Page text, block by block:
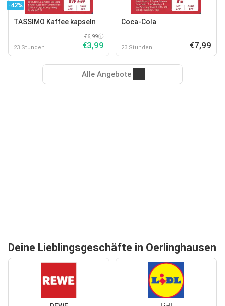
-42%
TASSIMO Kaffee kapseln
23 Stunden
€6,99
€3,99
Coca-Cola
23 Stunden €7,99
Alle Angebote
Deine Lieblingsgeschäfte in Oerlinghausen